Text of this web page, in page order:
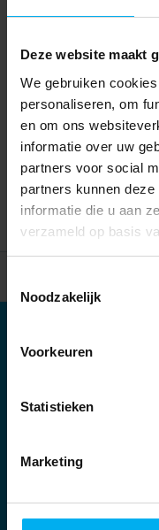
Deze website maakt
We gebruiken
personaliseren, om
en om ons
informatie over uw
partners voor social
partners kunnen
informatie die u aan
verzameld op basis
Noodzakelijk
Voorkeuren
Statistieken
Marketing
Partners